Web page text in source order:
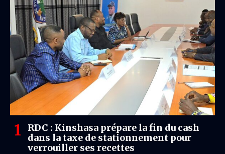
RDC : Kinshasa prépare la fin du cash
dans la taxe de stationnement pour
verrouiller ses recettes